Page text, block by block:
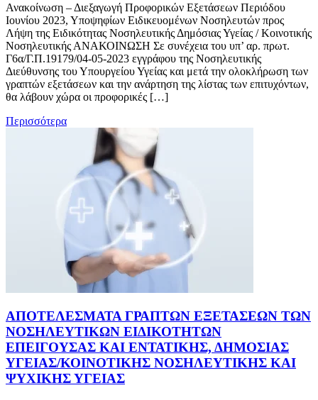
Ανακοίνωση – Διεξαγωγή Προφορικών Εξετάσεων Περιόδου
Ιουνίου 2023, Υποψηφίων Ειδικευομένων Νοσηλευτών προς
Λήψη της Ειδικότητας Νοσηλευτικής Δημόσιας Υγείας / Κοινοτικής
Νοσηλευτικής ΑΝΑΚΟΙΝΩΣΗ Σε συνέχεια του υπ’ αρ. πρωτ.
Γ6α/Γ.Π.19179/04-05-2023 εγγράφου της Νοσηλευτικής
Διεύθυνσης του Υπουργείου Υγείας και μετά την ολοκλήρωση των
γραπτών εξετάσεων και την ανάρτηση της λίστας των επιτυχόντων,
θα λάβουν χώρα οι προφορικές […]
Περισσότερα
ΑΠΟΤΕΛΕΣΜΑΤΑ ΓΡΑΠΤΩΝ ΕΞΕΤΑΣΕΩΝ ΤΩΝ
ΝΟΣΗΛΕΥΤΙΚΩΝ ΕΙΔΙΚΟΤΗΤΩΝ
ΕΠΕΙΓΟΥΣΑΣ ΚΑΙ ΕΝΤΑΤΙΚΗΣ, ΔΗΜΟΣΙΑΣ
ΥΓΕΙΑΣ/ΚΟΙΝΟΤΙΚΗΣ ΝΟΣΗΛΕΥΤΙΚΗΣ ΚΑΙ
ΨΥΧΙΚΗΣ ΥΓΕΙΑΣ